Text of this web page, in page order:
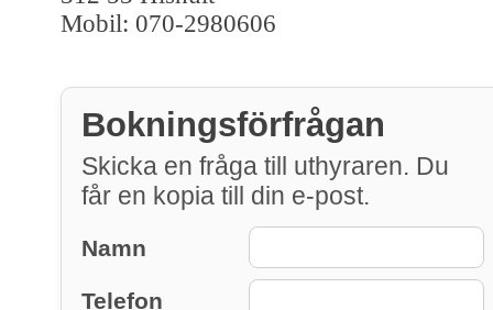
Mobil: 070-2980606
Bokningsförfrågan
Skicka en fråga till uthyraren. Du
får en kopia till din e-post.
Namn
Telefon